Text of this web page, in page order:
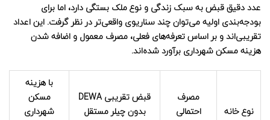
عدد دقیق قبض به سبک زندگی و نوع ملک بستگی دارد، اما برای
بودجه‌بندی اولیه می‌توان چند سناریوی واقعی‌تر در نظر گرفت. این اعداد
تقریبی‌اند و بر اساس تعرفه‌های فعلی، مصرف معمول و اضافه شدن
هزینه مسکن شهرداری برآورد شده‌اند.
نوع خانه
مصرف
احتمالی
قبض تقریبی DEWA
بدون چیلر مستقل
با هزینه
مسکن
شهرداری